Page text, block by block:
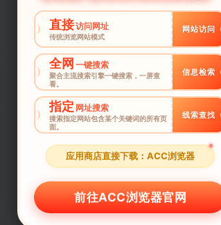
直接访问网址
传统浏览网站模式
网站访问
全网 一键搜索
聚合主流搜索引擎一键搜索，一屏查
看。
信息检索
指定 网址搜索
搜索指定网站包含某个关键词的所有页
面。
线索查找
应用商店直接下载：ACC浏览器
前往ACC浏览器官网